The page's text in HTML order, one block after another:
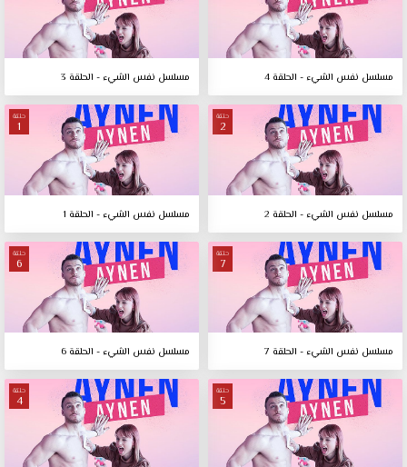
مسلسل نفس الشيء - الحلقة 4 مسلسل نفس الشيء - الحلقة 3
حلقة
2
مسلسل نفس الشيء - الحلقة 2
حلقة
1
مسلسل نفس الشيء - الحلقة 1
حلقة
7
مسلسل نفس الشيء - الحلقة 7
حلقة
6
مسلسل نفس الشيء - الحلقة 6
حلقة
5
حلقة
4